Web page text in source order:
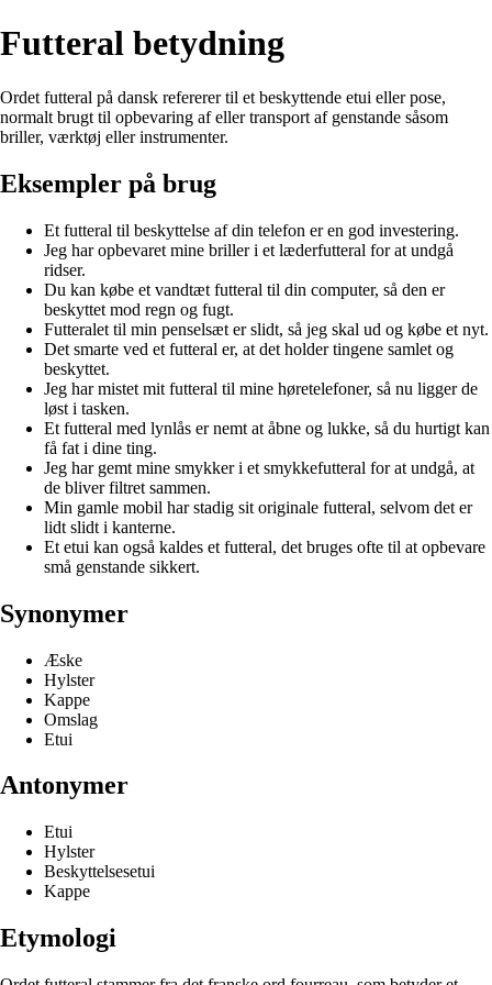
Futteral betydning
Ordet futteral på dansk refererer til et beskyttende etui eller pose,
normalt brugt til opbevaring af eller transport af genstande såsom
briller, værktøj eller instrumenter.
Eksempler på brug
Et futteral til beskyttelse af din telefon er en god investering.
Jeg har opbevaret mine briller i et læderfutteral for at undgå
ridser.
Du kan købe et vandtæt futteral til din computer, så den er
beskyttet mod regn og fugt.
Futteralet til min penselsæt er slidt, så jeg skal ud og købe et nyt.
Det smarte ved et futteral er, at det holder tingene samlet og
beskyttet.
Jeg har mistet mit futteral til mine høretelefoner, så nu ligger de
løst i tasken.
Et futteral med lynlås er nemt at åbne og lukke, så du hurtigt kan
få fat i dine ting.
Jeg har gemt mine smykker i et smykkefutteral for at undgå, at
de bliver filtret sammen.
Min gamle mobil har stadig sit originale futteral, selvom det er
lidt slidt i kanterne.
Et etui kan også kaldes et futteral, det bruges ofte til at opbevare
små genstande sikkert.
Synonymer
Æske
Hylster
Kappe
Omslag
Etui
Antonymer
Etui
Hylster
Beskyttelsesetui
Kappe
Etymologi